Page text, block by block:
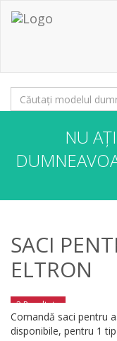
NU
SACI
ELTRON
2 Rezultate
Comandă saci pentru
disponibile, pentru 1